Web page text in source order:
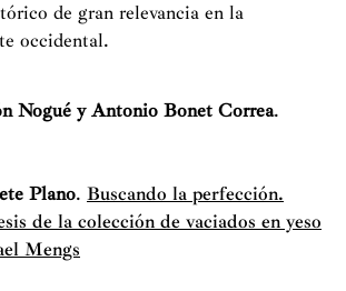
de gran relevancia en la
occidental.
Nogué y Antonio Bonet Correa.
Plano. Buscando la perfección.
de la colección de vaciados en yeso
Mengs